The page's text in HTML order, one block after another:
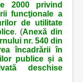
2000 privind
funcţionale a
de utilitate
. (Anexă din
nr. 540 din
încadrării în
publice și a
deschise